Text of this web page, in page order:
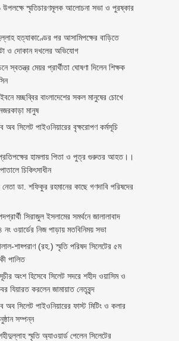
স্মৃতিচারণমূলক আলোচনা সভা ও পুরষ্কার
হত্যাকাণ্ডের পর আসামিপক্ষের বাড়িতে
ও দোকান দখলের অভিযোগ
স্বতন্ত্র মেয়র প্রার্থীতা ঘোষণা দিলেন শিক্ষক
মচ্ছব্বির বাংলাদেশের সকল মানুষের চোখে
মানুষ
অব সিলেট পাইওনিয়ারের বৃক্ষরোপণ কর্মসূচি
প্রতিপক্ষের হামলায় পিতা ও পুত্র গুরুতর আহত।।
চিকিৎসাধীন
নেতা ডা. শফিকুর রহমানের কাছে গণদাবি পরিষদের
সিরাজুল ইসলামের সমর্থনে জালালাবাদ
নং ওয়ার্ডের নিজ পাড়ায় মতবিনিময় সভা
শাহ্পরাণ (রহ.) স্মৃতি পরিষদ সিলেটের ৫ম
পালিত
অংশ হিসেবে সিলেট সদরে শহীদ ওয়াসিম ও
যিয়ারত করলেন জামায়াত নেতৃবৃন্দ
অব সিলেট পাইওনিয়ারের ফাস্ট মিটিং ও কলার
সম্পন্ন
স্মৃতি অ্যাওয়ার্ড পেলেন সিলেটের